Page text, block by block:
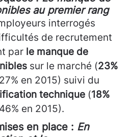
au premier rang
interrogés
de recrutement
par le manque de
sur le marché (23%
en 2015) suivi du
technique (18%
en 2015).
en place : En